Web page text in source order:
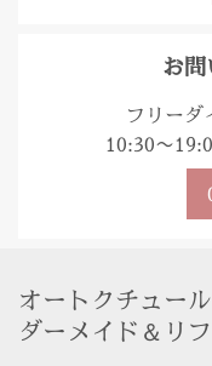
お
フリーダ
10:30〜
オートクチュー
ダーメイド＆リ